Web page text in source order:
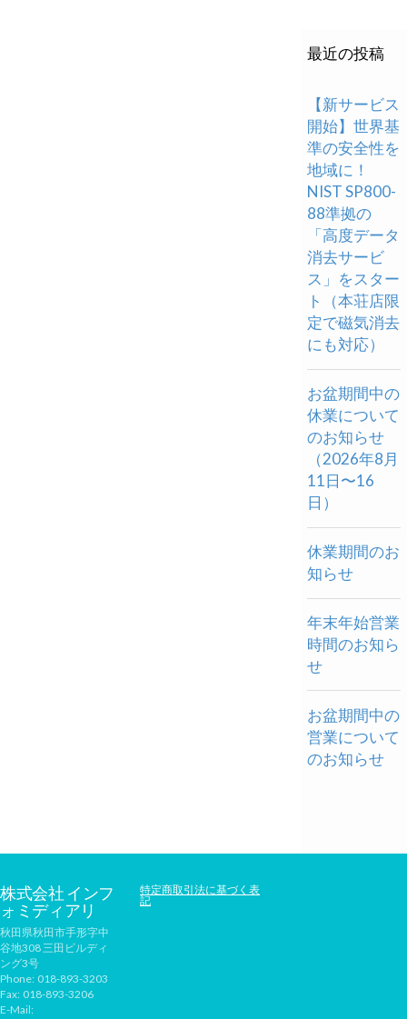
最近の投稿
【新サービス
開始】世界基
準の安全性を
地域に！
NIST SP800-
88準拠の
「高度データ
消去サービ
ス」をスター
ト（本荘店限
定で磁気消去
にも対応）
お盆期間中の
休業について
のお知らせ
（2026年8月
11日〜16
日）
休業期間のお
知らせ
年末年始営業
時間のお知ら
せ
お盆期間中の
営業について
のお知らせ
株式会社 インフ
ォミディアリ
秋田県秋田市手形字中
谷地308 三田ビルディ
ング3号
Phone: 018-893-3203
Fax: 018-893-3206
E-Mail:
特定商取引法に基づく表
記